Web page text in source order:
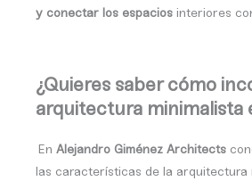
y conectar los espacios interiores
¿Quieres saber cómo
arquitectura minimalista
En Alejandro Giménez Architects
las características de la arquitectura